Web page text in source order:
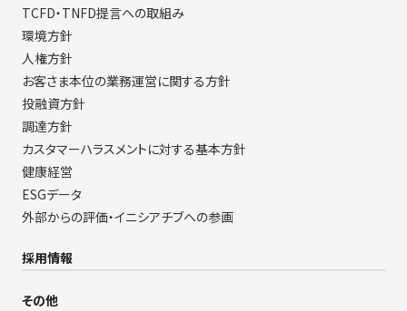
TCFD・TNFD提言への取組み
環境方針
人権方針
お客さま本位の業務運営に関する方針
投融資方針
調達方針
カスタマーハラスメントに対する基本方針
健康経営
ESGデータ
外部からの評価・イニシアチブへの参画
採用情報
その他